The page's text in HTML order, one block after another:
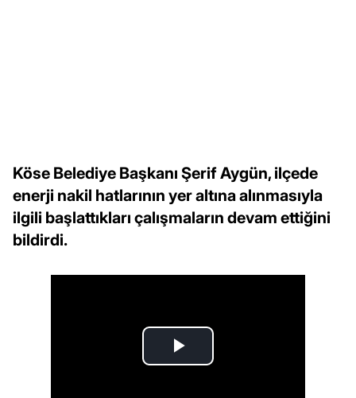
Köse Belediye Başkanı Şerif Aygün, ilçede
enerji nakil hatlarının yer altına alınmasıyla
ilgili başlattıkları çalışmaların devam ettiğini
bildirdi.